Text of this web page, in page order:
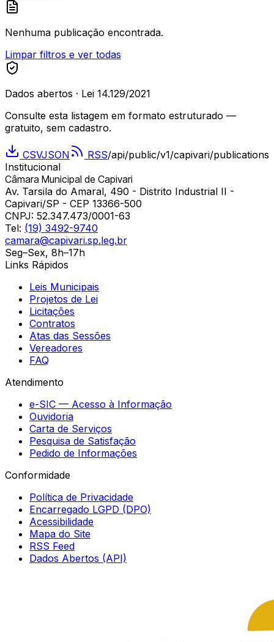
Nenhuma publicação encontrada.
Limpar filtros e ver todas
Dados abertos · Lei 14.129/2021
Consulte esta listagem em formato estruturado —
gratuito, sem cadastro.
CSVJSON RSS/api/public/v1/capivari/publications
Institucional
Câmara Municipal de Capivari
Av. Tarsila do Amaral, 490 - Distrito Industrial II -
Capivari/SP - CEP 13366-500
CNPJ: 52.347.473/0001-63
Tel: (19) 3492-9740
camara@capivari.sp.leg.br
Seg–Sex, 8h–17h
Links Rápidos
Leis Municipais
Projetos de Lei
Licitações
Contratos
Atas das Sessões
Vereadores
FAQ
Atendimento
e-SIC — Acesso à Informação
Ouvidoria
Carta de Serviços
Pesquisa de Satisfação
Pedido de Informações
Conformidade
Política de Privacidade
Encarregado LGPD (DPO)
Acessibilidade
Mapa do Site
RSS Feed
Dados Abertos (API)